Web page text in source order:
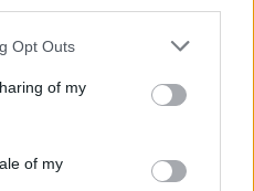
Opt Outs
of my
of my